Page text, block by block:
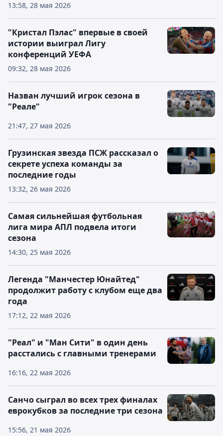
13:58, 28 мая 2026
09:32, 28 мая 2026
"Кристал Пэлас" впервые в своей
истории выиграл Лигу
конференций УЕФА
21:47, 27 мая 2026
Назван лучший игрок сезона в
"Реале"
13:32, 26 мая 2026
Грузинская звезда ПСЖ рассказал о
секрете успеха команды за
последние годы
14:30, 25 мая 2026
Самая сильнейшая футбольная
лига мира АПЛ подвела итоги
сезона
17:12, 22 мая 2026
Легенда "Манчестер Юнайтед"
продолжит работу с клубом еще два
года
16:16, 22 мая 2026
"Реал" и "Ман Сити" в один день
расстались с главными тренерами
15:56, 21 мая 2026
Санчо сыграл во всех трех финалах
еврокубков за последние три сезона